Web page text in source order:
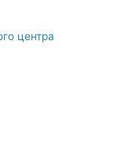
центра